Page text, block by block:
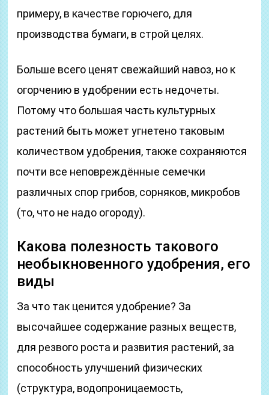
примеру, в качестве горючего, для
производства бумаги, в строй целях.
Больше всего ценят свежайший навоз, но к
огорчению в удобрении есть недочеты.
Потому что большая часть культурных
растений быть может угнетено таковым
количеством удобрения, также сохраняются
почти все неповреждённые семечки
различных спор грибов, сорняков, микробов
(то, что не надо огороду).
Какова полезность такового
необыкновенного удобрения, его
виды
За что так ценится удобрение? За
высочайшее содержание разных веществ,
для резвого роста и развития растений, за
способность улучшений физических
(структура, водопроницаемость,